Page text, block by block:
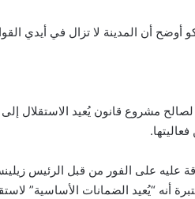
أوضح أن المدينة لا تزال في أيدي
مشروع قانون يُعيد الاستقلال إلى
أنه “يُعيد الضمانات الأساسية”